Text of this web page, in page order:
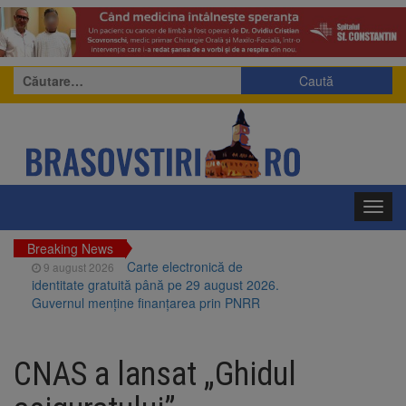
Caută
după:
Breaking News
9 august 2026
Carte electronică de
identitate gratuită până pe 29 august 2026.
Guvernul menține finanțarea prin PNRR
Brașovului vor fi restaurate. Contractul de
finanțare a fost semnat
CNAS a lansat „Ghidul